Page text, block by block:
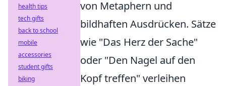
von Metaphern und
bildhaften Ausdrücken. Sätze
wie "Das Herz der Sache"
oder "Den Nagel auf den
Kopf treffen" verleihen
health tips
tech gifts
back to school
mobile
accessories
student gifts
biking